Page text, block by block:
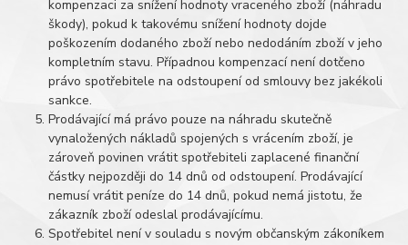
kompenzaci za snížení hodnoty vraceného zboží (náhradu
škody), pokud k takovému snížení hodnoty dojde
poškozením dodaného zboží nebo nedodáním zboží v jeho
kompletním stavu. Případnou kompenzací není dotčeno
právo spotřebitele na odstoupení od smlouvy bez jakékoli
sankce.
Prodávající má právo pouze na náhradu skutečně
vynaložených nákladů spojených s vrácením zboží, je
zároveň povinen vrátit spotřebiteli zaplacené finanční
částky nejpozději do 14 dnů od odstoupení. Prodávající
nemusí vrátit peníze do 14 dnů, pokud nemá jistotu, že
zákazník zboží odeslal prodávajícímu.
Spotřebitel není v souladu s novým občanským zákoníkem